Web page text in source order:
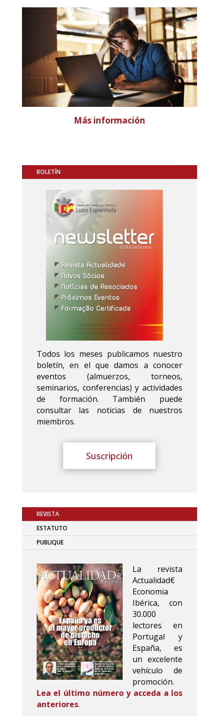
Más información
BOLETÍN
Todos los meses publicamos nuestro
boletín, en el que damos a conocer
eventos (almuerzos, torneos,
seminarios, conferencias) y actividades
de formación. También puede
consultar las noticias de nuestros
miembros.
Suscripción
REVISTA
ESTATUTO
PUBLIQUE
La revista
Actualidad€
Economia
Ibérica, con
30.000
lectores en
Portugal y
España, es
un excelente
vehículo de
promoción.
Lea el último número y acceda a los
anteriores.